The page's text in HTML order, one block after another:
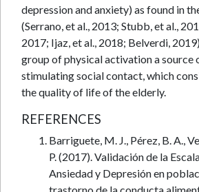
depression and anxiety) as found in
(Serrano, et al., 2013; Stubb, et al.,
2017; Ijaz, et al., 2018; Belverdi,
group of physical activation a source
stimulating social contact, which
the quality of life of the elderly.
REFERENCES
Barriguete, M. J., Pérez, B. A.,
P. (2017). Validación de la
Ansiedad y Depresión en